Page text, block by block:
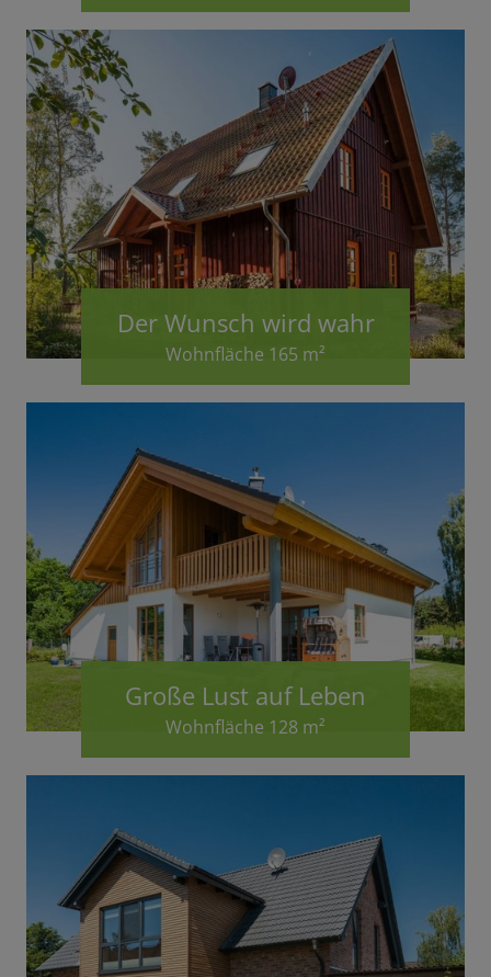
Der Wunsch wird wahr
Wohnfläche 165 m²
Große Lust auf Leben
Wohnfläche 128 m²